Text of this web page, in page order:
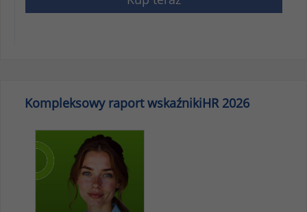
Kompleksowy raport wskaźnikiHR 2026